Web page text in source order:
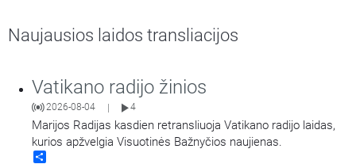
Naujausios laidos transliacijos
Vatikano radijo žinios
2026-08-04 4
Marijos Radijas kasdien retransliuoja Vatikano radijo laidas,
kurios apžvelgia Visuotinės Bažnyčios naujienas.